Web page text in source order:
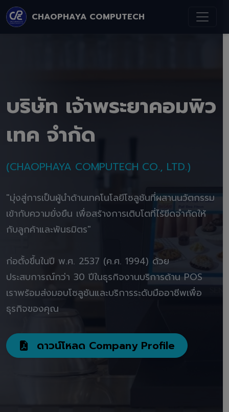
CHAOPHAYA COMPUTECH
บริษัท เจ้าพระยาคอมพิว
เทค จำกัด
(CHAOPHAYA COMPUTECH CO., LTD.)
"มุ่งสู่การเป็นผู้นำด้านเทคโนโลยีโซลูชันที่ผสานนวัตกรรม
เข้ากับความยั่งยืน เพื่อสร้างการเติบโตที่ไร้ขีดจำกัดให้
กับลูกค้าและพันธมิตร"
ก่อตั้งขึ้นในปี พ.ศ. 2537 (ค.ศ. 1994) ด้วย
ประสบการณ์กว่า 30 ปีในธุรกิจงานบริการด้าน POS
เราพร้อมส่งมอบโซลูชันและบริการระดับมืออาชีพเพื่อ
ธุรกิจของคุณ
ดาวน์โหลด Company Profile